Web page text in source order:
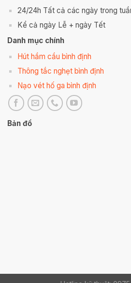
24/24h Tất cả các ngày trong
Kể cả ngày Lễ + ngày Tết
Danh mục chính
Hút hầm cầu bình định
Thông tắc nghẹt bình định
Nạo vét hố ga bình định
Bản đồ